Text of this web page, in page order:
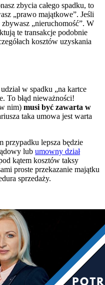
zbycia całego spadku, to
„prawo majątkowe”. Jeśli
„nieruchomość”. W
te transakcje podobnie
kosztów uzyskania
w spadku „na kartce
To błąd nieważności!
nim) musi być zawarta w
taka umowa jest warta
przypadku lepsza będzie
lub umowny dział
kątem kosztów taksy
proste przekazanie majątku
sprzedaży.